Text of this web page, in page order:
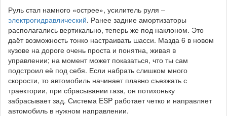
Руль стал намного «острее», усилитель руля –
электрогидравлический. Ранее задние амортизаторы
располагались вертикально, теперь же под наклоном. Это
даёт возможность тонко настраивать шасси. Мазда 6 в новом
кузове на дороге очень проста и понятна, живая в
управлении; на момент может показаться, что ты сам
подстроил её под себя. Если набрать слишком много
скорости, то автомобиль начинает плавно съезжать с
траектории, при сбрасывании газа, он потихоньку
забрасывает зад. Система ESP работает четко и направляет
автомобиль в нужном направлении.